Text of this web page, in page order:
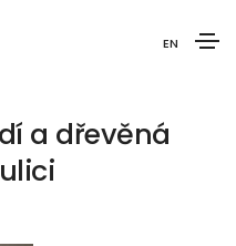
EN
a dřevěná